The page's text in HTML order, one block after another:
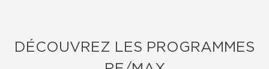
DÉCOUVREZ LES PROGRAMMES